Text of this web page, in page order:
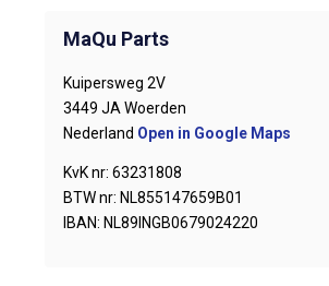
MaQu Parts
Kuipersweg 2V
3449 JA Woerden
Nederland Open in Google Maps
KvK nr: 63231808
BTW nr: NL855147659B01
IBAN: NL89INGB0679024220